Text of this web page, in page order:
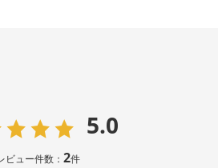
5.0
ビュー件数：2件